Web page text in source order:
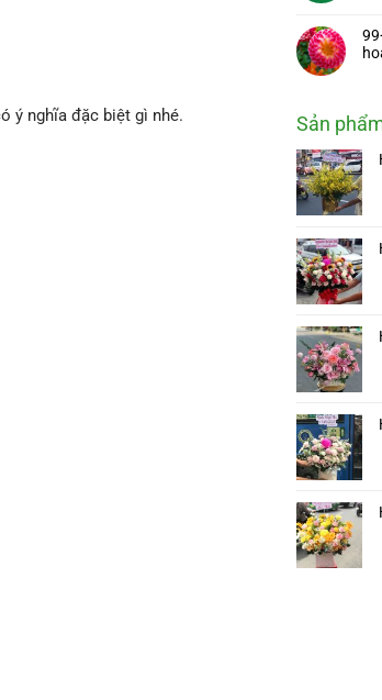
ý nghĩa đặc biệt gì nhé. Sản